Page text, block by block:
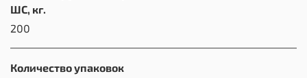
ШС, кг.
200
Количество упаковок